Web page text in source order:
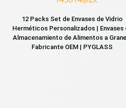
12 Packs Set de Envases de Vidrio
Herméticos Personalizados | Envases
Almacenamiento de Alimentos a
Fabricante OEM | PYGLASS